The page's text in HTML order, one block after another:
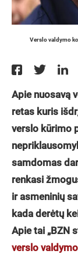
Verslo valdymo
Apie nuosavą
retas kuris
verslo kūrimo
samdomas
renkasi
ir asmeninių
kada derėtų
Apie tai „BZN
verslo valdymo